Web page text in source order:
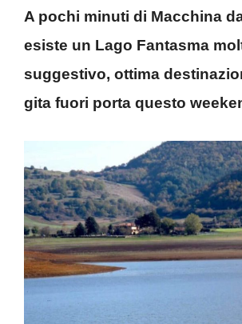
A pochi minuti di Macchina
esiste un Lago Fantasma
suggestivo, ottima
gita fuori porta questo